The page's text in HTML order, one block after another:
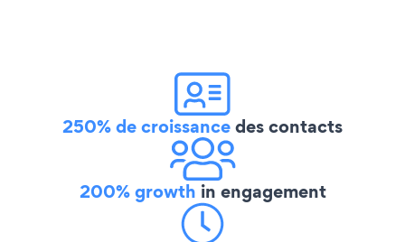
250% de croissancedes contacts
200% growth in engagement